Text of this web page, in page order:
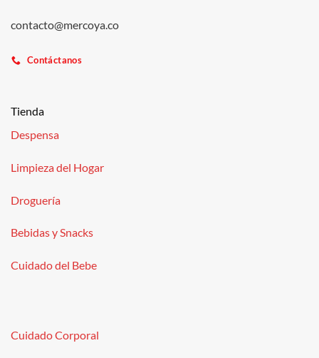
contacto@mercoya.co
Contáctanos
Tienda
Despensa
Limpieza del Hogar
Droguería
Bebidas y Snacks
Cuidado del Bebe
Cuidado Corporal